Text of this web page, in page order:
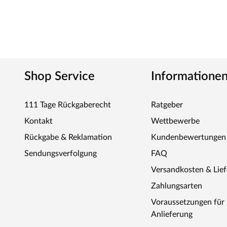
Shop Service
111 Tage Rückgaberecht
Kontakt
Rückgabe & Reklamation
Sendungsverfolgung
Informationen
Ratgeber
Wettbewerbe
Kundenbewertungen
FAQ
Versandkosten &
Zahlungsarten
Voraussetzungen für
Anlieferung